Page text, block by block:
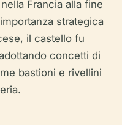
Francia alla fine
strategica
il castello fu
concetti di
bastioni e rivellini